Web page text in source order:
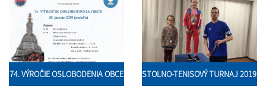
74. VÝROČIE OSLOBODENIA OBCE STOLNO-TENISOVÝ TURNAJ 2019